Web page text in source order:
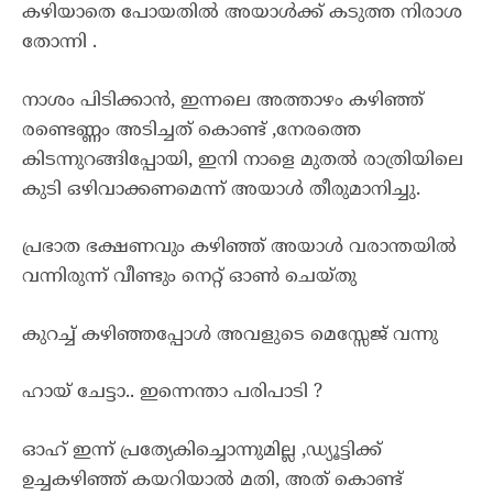
കഴിയാതെ പോയതിൽ അയാൾക്ക് കടുത്ത നിരാശ
തോന്നി .
നാശം പിടിക്കാൻ, ഇന്നലെ അത്താഴം കഴിഞ്ഞ്
രണ്ടെണ്ണം അടിച്ചത് കൊണ്ട് ,നേരത്തെ
കിടന്നുറങ്ങിപ്പോയി, ഇനി നാളെ മുതൽ രാത്രിയിലെ
കുടി ഒഴിവാക്കണമെന്ന് അയാൾ തീരുമാനിച്ചു.
പ്രഭാത ഭക്ഷണവും കഴിഞ്ഞ് അയാൾ വരാന്തയിൽ
വന്നിരുന്ന് വീണ്ടും നെറ്റ് ഓൺ ചെയ്തു
കുറച്ച് കഴിഞ്ഞപ്പോൾ അവളുടെ മെസ്സേജ് വന്നു
ഹായ് ചേട്ടാ.. ഇന്നെന്താ പരിപാടി ?
ഓഹ് ഇന്ന് പ്രത്യേകിച്ചൊന്നുമില്ല ,ഡ്യൂട്ടിക്ക്
ഉച്ചകഴിഞ്ഞ് കയറിയാൽ മതി, അത് കൊണ്ട്